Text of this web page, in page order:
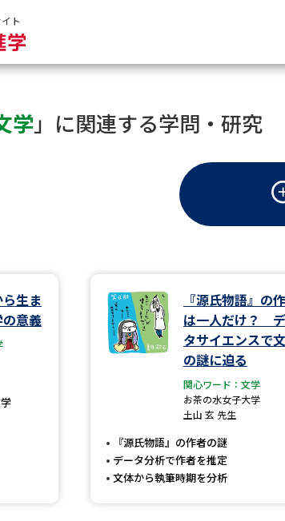
ト
学」に関連する学問・研究
生ま
意義
『源氏物語』の
は一人だけ？
タサイエンスで
の謎に迫る
関心ワード：文学
お茶の水女子大学
土山 玄 先生
『源氏物語』の作者の謎
データ分析で作者を推定
文体から執筆時期を分析